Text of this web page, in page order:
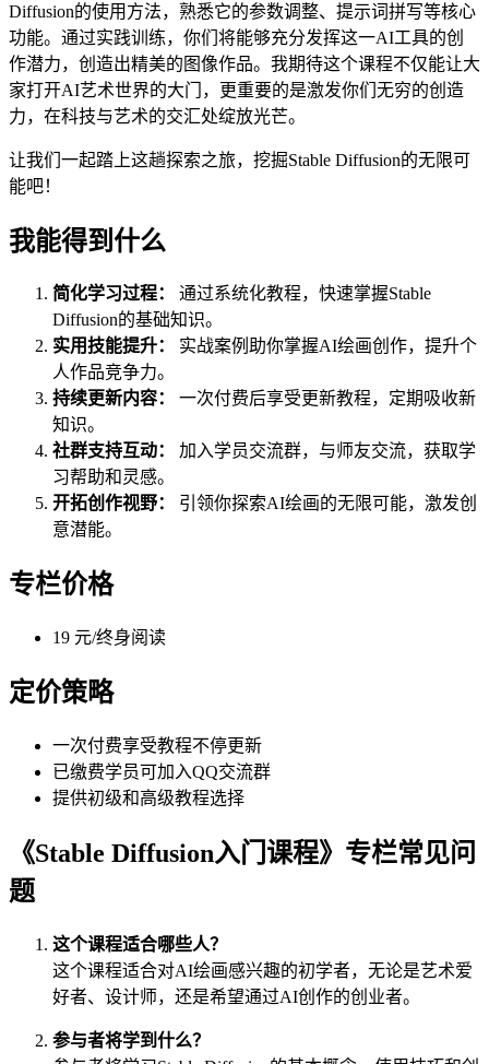
Diffusion的使用方法，熟悉它的参数调整、提示词拼写等核心
功能。通过实践训练，你们将能够充分发挥这一AI工具的创
作潜力，创造出精美的图像作品。我期待这个课程不仅能让大
家打开AI艺术世界的大门，更重要的是激发你们无穷的创造
力，在科技与艺术的交汇处绽放光芒。
让我们一起踏上这趟探索之旅，挖掘Stable Diffusion的无限可
能吧！
我能得到什么
简化学习过程：
通过系统化教程，快速掌握Stable
Diffusion的基础知识。
实用技能提升：
实战案例助你掌握AI绘画创作，提升个
人作品竞争力。
持续更新内容：
一次付费后享受更新教程，定期吸收新
知识。
社群支持互动：
加入学员交流群，与师友交流，获取学
习帮助和灵感。
开拓创作视野：
引领你探索AI绘画的无限可能，激发创
意潜能。
专栏价格
19 元/终身阅读
定价策略
一次付费享受教程不停更新
已缴费学员可加入QQ交流群
提供初级和高级教程选择
《Stable Diffusion入门课程》专栏常见问
题
这个课程适合哪些人？
这个课程适合对AI绘画感兴趣的初学者，无论是艺术爱
好者、设计师，还是希望通过AI创作的创业者。
参与者将学到什么？